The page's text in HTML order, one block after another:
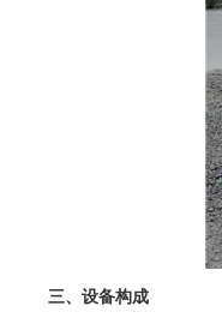
三、设备构成